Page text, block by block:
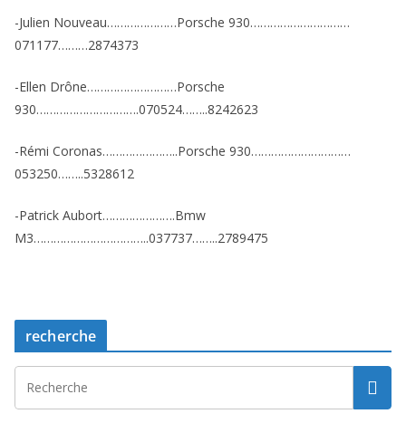
-Julien Nouveau…………………Porsche 930…………………………
071177………2874373
-Ellen Drône………………………Porsche
930………………………….070524……..8242623
-Rémi Coronas…………………..Porsche 930…………………………
053250……..5328612
-Patrick Aubort………………….Bmw
M3……………………………..037737……..2789475
recherche